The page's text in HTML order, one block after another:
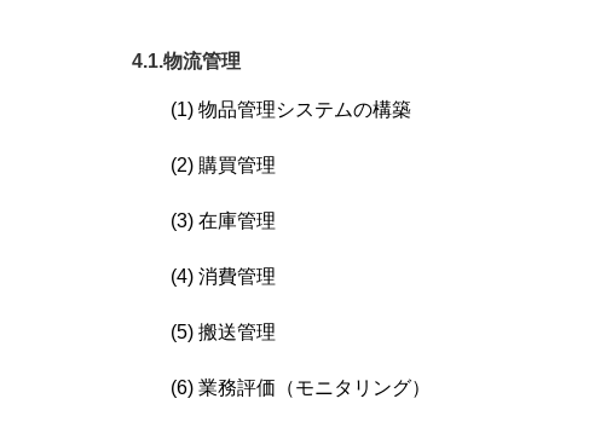
4.1.物流管理
(1) 物品管理システムの構築
(2) 購買管理
(3) 在庫管理
(4) 消費管理
(5) 搬送管理
(6) 業務評価（モニタリング）